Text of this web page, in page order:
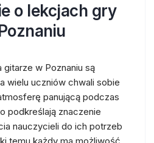
o lekcjach gry
gitarze w Poznaniu są
wielu uczniów chwali sobie
panującą podczas
podkreślają znaczenie
nauczycieli do ich potrzeb
temu każdy ma możliwość